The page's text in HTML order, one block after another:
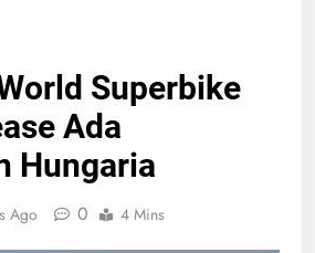
Superbike
Ada
Hungaria
Ago 0 4 Mins